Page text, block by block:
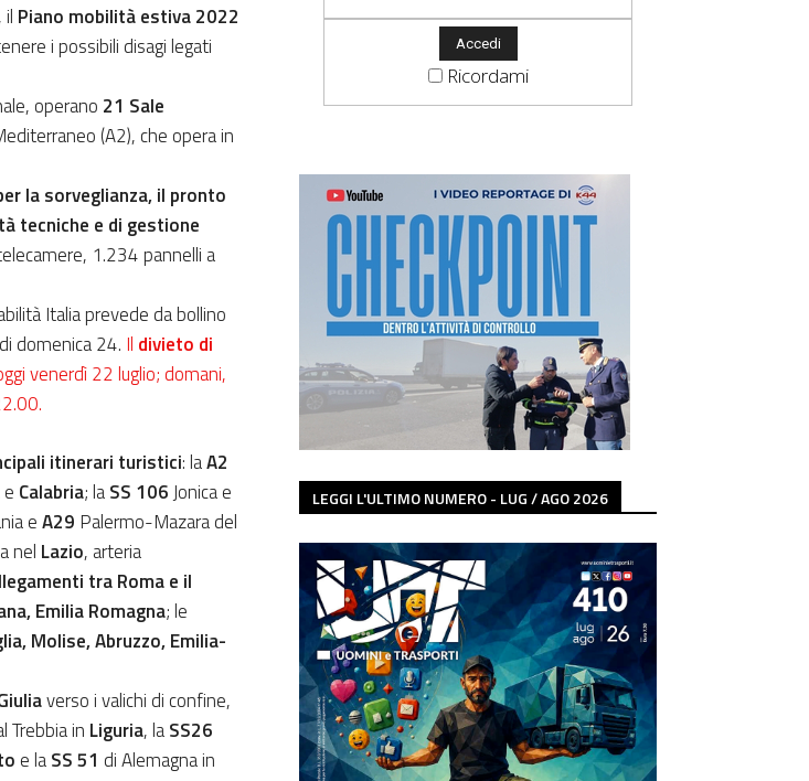
, il Piano mobilità estiva 2022
i possibili disagi legati
operano 21 Sale
(A2), che opera in
la sorveglianza, il pronto
tecniche e di gestione
1.234 pannelli a
Italia prevede da bollino
domenica 24. Il divieto di
venerdì 22 luglio; domani,
itinerari turistici: laA2
e Calabria; laSS 106 Jonica e
eA29 Palermo-Mazara del
nel Lazio, arteria
tra Roma e il
Emilia Romagna; le
Molise, Abruzzo, Emilia-
verso i valichi di confine,
Trebbia in Liguria, laSS26
e laSS 51 di Alemagna in
Ricordami
LEGGI L'ULTIMO NUMERO - LUG / AGO 2026